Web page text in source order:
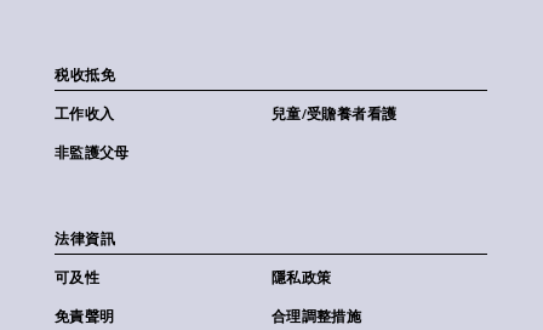
税收抵免
工作收入 兒童/受贍養者看護
非監護父母
法律資訊
可及性 隱私政策
免責聲明 合理調整措施